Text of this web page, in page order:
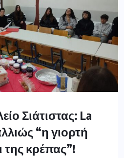
Σιάτιστας: La
“η γιορτή
της κρέπας”!